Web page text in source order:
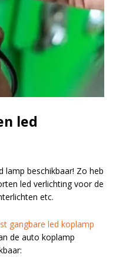
led
lamp beschikbaar! Zo heb
led verlichting voor de
etc.
gangbare led koplamp
de auto koplamp